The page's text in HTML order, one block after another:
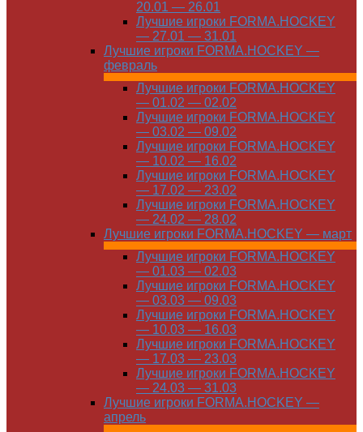
20.01 — 26.01
Лучшие игроки FORMA.HOCKEY
— 27.01 — 31.01
Лучшие игроки FORMA.HOCKEY —
февраль
Лучшие игроки FORMA.HOCKEY
— 01.02 — 02.02
Лучшие игроки FORMA.HOCKEY
— 03.02 — 09.02
Лучшие игроки FORMA.HOCKEY
— 10.02 — 16.02
Лучшие игроки FORMA.HOCKEY
— 17.02 — 23.02
Лучшие игроки FORMA.HOCKEY
— 24.02 — 28.02
Лучшие игроки FORMA.HOCKEY — март
Лучшие игроки FORMA.HOCKEY
— 01.03 — 02.03
Лучшие игроки FORMA.HOCKEY
— 03.03 — 09.03
Лучшие игроки FORMA.HOCKEY
— 10.03 — 16.03
Лучшие игроки FORMA.HOCKEY
— 17.03 — 23.03
Лучшие игроки FORMA.HOCKEY
— 24.03 — 31.03
Лучшие игроки FORMA.HOCKEY —
апрель